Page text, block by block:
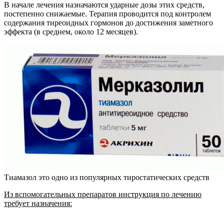
В начале лечения назначаются ударные дозы этих средств,
постепенно снижаемые. Терапия проводится под контролем
содержания тиреоидных гормонов до достижения заметного
эффекта (в среднем, около 12 месяцев).
Тиамазол это одно из популярных тиростатических средств
Из вспомогательных препаратов инструкция по лечению
требует назначения: